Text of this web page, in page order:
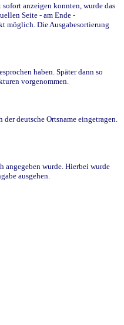
anzeigen konnten, wurde das
Seite - am Ende -
möglich. Die Ausgabesortierung
haben. Später dann so
vorgenommen.
deutsche Ortsname eingetragen.
angegeben wurde. Hierbei wurde
ausgehen.